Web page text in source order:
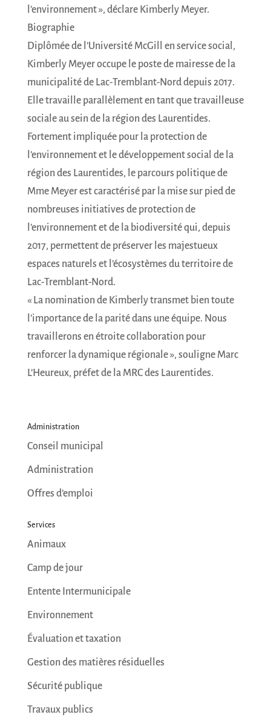
l’environnement », déclare Kimberly Meyer.
Biographie
Diplômée de l’Université McGill en service social,
Kimberly Meyer occupe le poste de mairesse de la
municipalité de Lac-Tremblant-Nord depuis 2017.
Elle travaille parallèlement en tant que travailleuse
sociale au sein de la région des Laurentides.
Fortement impliquée pour la protection de
l’environnement et le développement social de la
région des Laurentides, le parcours politique de
Mme Meyer est caractérisé par la mise sur pied de
nombreuses initiatives de protection de
l’environnement et de la biodiversité qui, depuis
2017, permettent de préserver les majestueux
espaces naturels et l’écosystèmes du territoire de
Lac-Tremblant-Nord.
« La nomination de Kimberly transmet bien toute
l’importance de la parité dans une équipe. Nous
travaillerons en étroite collaboration pour
renforcer la dynamique régionale », souligne Marc
L’Heureux, préfet de la MRC des Laurentides.
Administration
Conseil municipal
Administration
Offres d’emploi
Services
Animaux
Camp de jour
Entente Intermunicipale
Environnement
Évaluation et taxation
Gestion des matières résiduelles
Sécurité publique
Travaux publics